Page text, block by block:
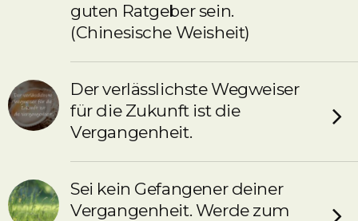
guten Ratgeber sein.
(Chinesische Weisheit)
Der verlässlichste Wegweiser
für die Zukunft ist die
Vergangenheit.
Sei kein Gefangener deiner
Vergangenheit. Werde zum